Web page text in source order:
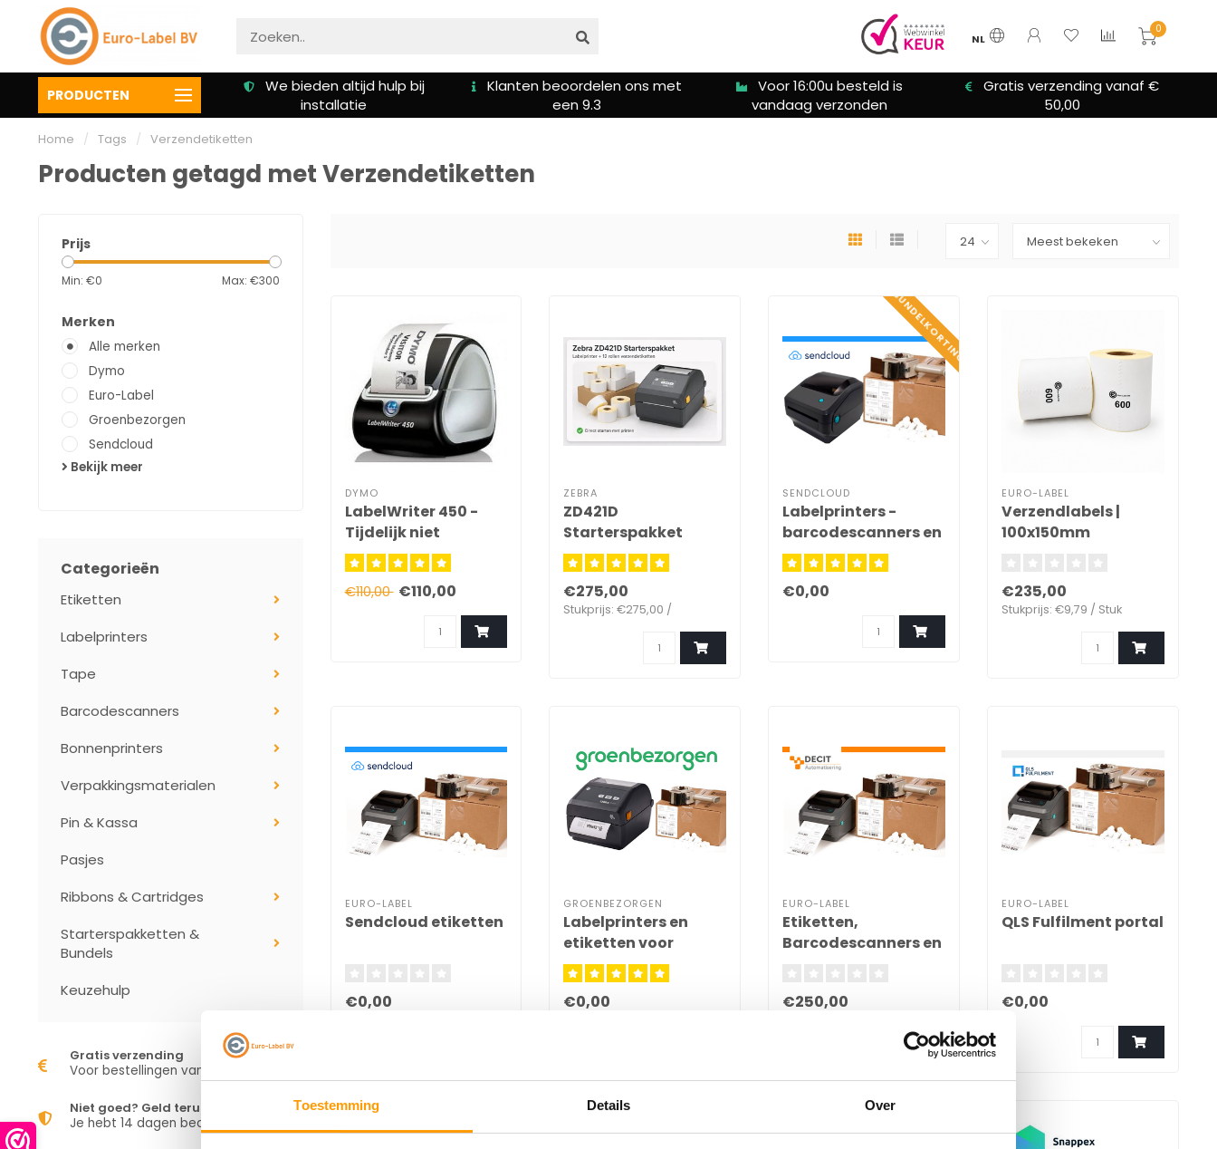
Toestemming Details Over
NL
0
PRODUCTEN
Gratis verzending vanaf €
50,00
We bieden altijd hulp bij
installatie
Klanten beoordelen ons met
een 9.3
Voor 16:00u besteld is
vandaag verzonden
Gratis verzending vanaf €
50,00
Home / Tags / Verzendetiketten
Producten getagd met Verzendetiketten
Prijs
Min: €0 Max: €300
Merken
Alle merken
Dymo
Euro-Label
Groenbezorgen
Sendcloud
Bekijk meer
Categorieën
Etiketten
Labelprinters
Tape
Barcodescanners
Bonnenprinters
Verpakkingsmaterialen
Pin & Kassa
Pasjes
Ribbons & Cartridges
Starterspakketten &
Bundels
Keuzehulp
Gratis verzending
Voor bestellingen vanaf €50,00
Niet goed? Geld terug
Je hebt 14 dagen bedenktijd
DYMO
LabelWriter 450 -
Tijdelijk niet
leverbaar !
€110,00 €110,00
ZEBRA
ZD421D
Starterspakket
€275,00
Stukprijs: €275,00 /
BUNDELKORTING
SENDCLOUD
Labelprinters -
barcodescanners en
etiketten
€0,00
EURO-LABEL
Verzendlabels |
100x150mm
€235,00
Stukprijs: €9,79 / Stuk
EURO-LABEL
Sendcloud etiketten
€0,00
GROENBEZORGEN
Labelprinters en
etiketten voor
Groenbezorgen
€0,00
EURO-LABEL
Etiketten,
Barcodescanners en
€250,00
EURO-LABEL
QLS Fulfilment portal
€0,00